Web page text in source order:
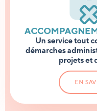
Un service tout
démarches
projets et
EN